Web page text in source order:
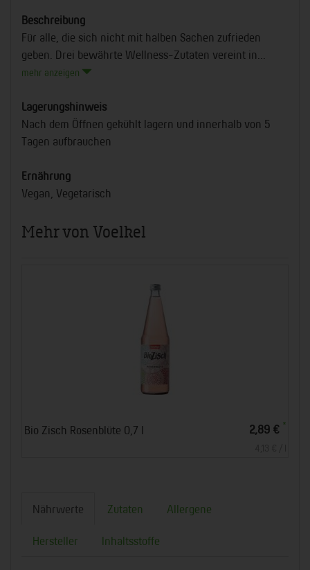
Beschreibung
Für alle, die sich nicht mit halben Sachen zufrieden
geben. Drei bewährte Wellness-Zutaten vereint in...
mehr anzeigen
Lagerungshinweis
Nach dem Öffnen gekühlt lagern und innerhalb von 5
Tagen aufbrauchen
Ernährung
Vegan, Vegetarisch
Mehr von Voelkel
Bio Zisch Rosenblüte 0,7 l 2,89 € *
Nährwerte Zutaten Allergene
Hersteller Inhaltsstoffe